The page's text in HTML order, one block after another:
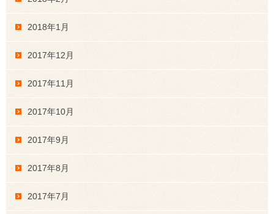
2018年1月
2017年12月
2017年11月
2017年10月
2017年9月
2017年8月
2017年7月